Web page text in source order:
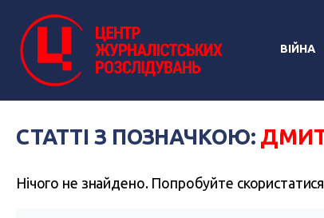
ВІЙНА
СТАТТІ З ПОЗНАЧКОЮ:
Нічого не знайдено. Попробуйте